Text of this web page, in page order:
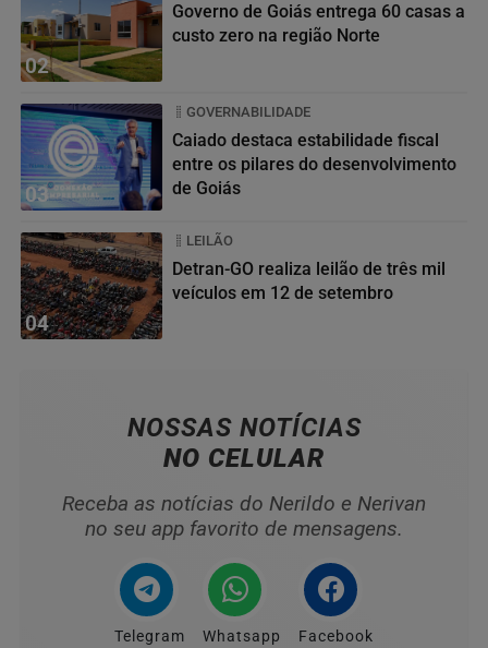
02
Governo de Goiás entrega 60 casas a
custo zero na região Norte
03
GOVERNABILIDADE
Caiado destaca estabilidade fiscal
entre os pilares do desenvolvimento
de Goiás
04
LEILÃO
Detran-GO realiza leilão de três mil
veículos em 12 de setembro
NOSSAS NOTÍCIAS
NO CELULAR
Receba as notícias do Nerildo e Nerivan
no seu app favorito de mensagens.
Telegram Whatsapp Facebook